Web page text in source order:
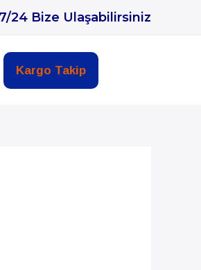
7/24 Bize Ulaşabilirsiniz
Kargo Takip